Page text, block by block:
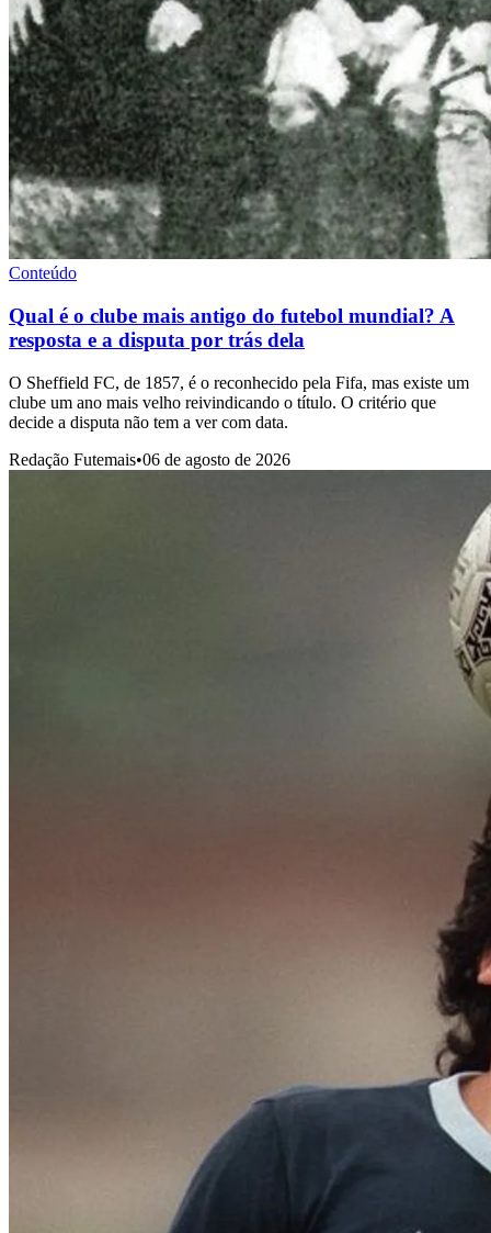
Conteúdo
Qual é o clube mais antigo do futebol mundial? A
resposta e a disputa por trás dela
O Sheffield FC, de 1857, é o reconhecido pela Fifa, mas existe um
clube um ano mais velho reivindicando o título. O critério que
decide a disputa não tem a ver com data.
Redação Futemais•06 de agosto de 2026